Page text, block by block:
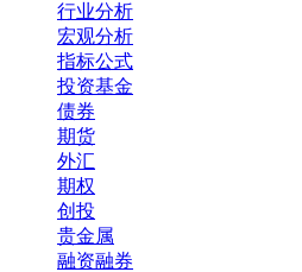
行业分析
宏观分析
指标公式
投资基金
债券
期货
外汇
期权
创投
贵金属
融资融券